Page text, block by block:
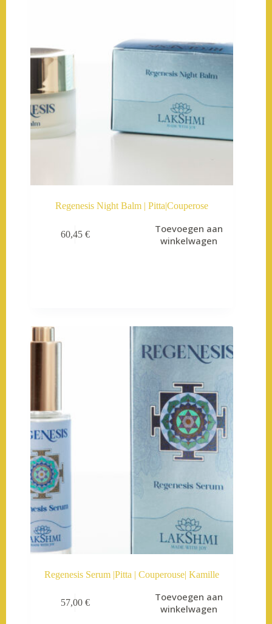
Regenesis Night Balm | Pitta|Couperose
60,45 €
Toevoegen aan
winkelwagen
Regenesis Serum |Pitta | Couperouse| Kamille
57,00 €
Toevoegen aan
winkelwagen